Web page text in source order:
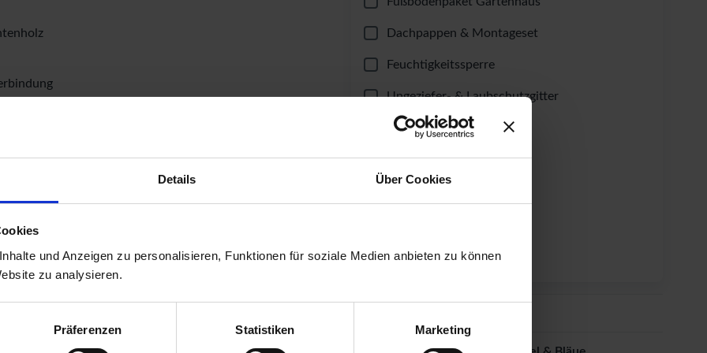
Details Über Cookies
und Anzeigen zu personalisieren, Funktionen für soziale Medien anbieten zu können
zu analysieren.
Präferenzen Statistiken Marketing
mtr.
Dachpappen & Montageset
Feuchtigkeitssperre
Ungeziefer- & Laubschutzgitter
Selbstklebende Dachbahn
Windsicherung
Lüftungsgitter